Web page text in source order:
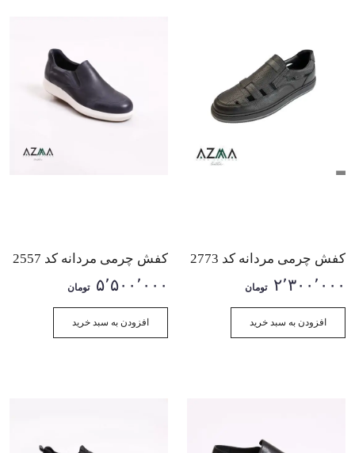
کفش چرمی مردانه کد 2773
۲٬۳۰۰٬۰۰۰ تومان
افزودن به سبد خرید
کفش چرمی مردانه کد 2557
۵٬۵۰۰٬۰۰۰ تومان
افزودن به سبد خرید